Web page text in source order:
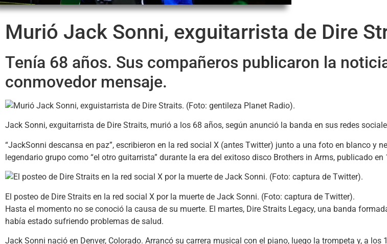
Murió Jack Sonni, exguitarrista de Dire
Tenía 68 años. Sus compañeros publicaron la
conmovedor mensaje.
Jack Sonni, exguitarrista de Dire Straits, murió a los 68 años, según anunció la banda en sus redes
“JackSonni descansa en paz”, escribieron en la red social X (antes Twitter) junto a una foto en blanco y
legendario grupo como “el otro guitarrista” durante la era del exitoso disco Brothers in Arms, publicado en
El posteo de Dire Straits en la red social X por la muerte de Jack Sonni. (Foto: captura de Twitter).
Hasta el momento no se conoció la causa de su muerte. El martes, Dire Straits Legacy, una banda
había estado sufriendo problemas de salud.
Jack Sonni nació en Denver, Colorado. Arrancó su carrera musical con el piano, luego la trompeta y, a